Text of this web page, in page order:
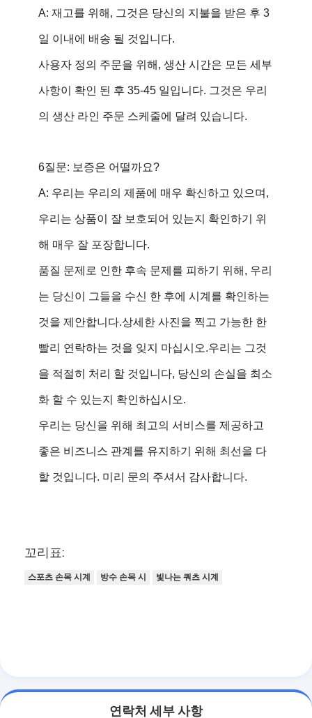
A: 재고를 위해, 그것은 당신의 지불을 받은 후 3
일 이내에 배송 될 것입니다.
사용자 정의 주문을 위해, 생산 시간은 모든 세부
사항이 확인 된 후 35-45 일입니다. 그것은 우리
의 생산 라인 주문 스케줄에 달려 있습니다.
6질문: 보증은 어떨까요?
A: 우리는 우리의 제품에 매우 확신하고 있으며,
우리는 상품이 잘 보호되어 있는지 확인하기 위
해 매우 잘 포장합니다.
품질 문제로 인한 후속 문제를 피하기 위해, 우리
는 당신이 그들을 수신 한 후에 시계를 확인하는
것을 제안합니다.상세한 사진을 찍고 가능한 한
빨리 연락하는 것을 잊지 마십시오.우리는 그것
을 적절히 처리 할 것입니다, 당신의 손실을 최소
화 할 수 있는지 확인하십시오.
우리는 당신을 위해 최고의 서비스를 제공하고
좋은 비즈니스 관계를 유지하기 위해 최선을 다
할 것입니다. 미리 문의 주셔서 감사합니다.
꼬리표:
스포츠 손목 시계 방수 손목 시 빛나는 쿼츠 시계
연락처 세부 사항